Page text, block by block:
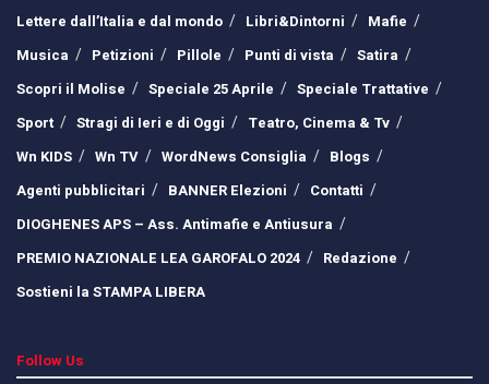
Lettere dall’Italia e dal mondo
Libri&Dintorni
Mafie
Musica
Petizioni Pillole Punti di vista
Satira
Scopri il Molise
Speciale 25 Aprile
Speciale Trattative
Sport
Stragi di Ieri e di Oggi
Teatro, Cinema & Tv
Wn KIDS
Wn TV WordNews Consiglia
Blogs
Agenti pubblicitari
BANNER Elezioni
Contatti
DIOGHENES APS – Ass. Antimafie e Antiusura
PREMIO NAZIONALE LEA GAROFALO 2024
Redazione
Sostieni la STAMPA LIBERA
Follow Us